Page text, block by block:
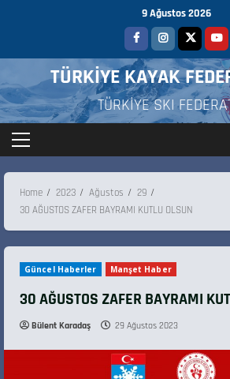
9 Ağustos 2026
TÜRKİYE KAYAK
TÜRKİYE SKI
Home 2023 Ağustos
29
30 AĞUSTOS ZAFER BAYRAMI KUTLU OLSUN
Güncel Haberler Manşet Haber
30 AĞUSTOS ZAFER BAYRAMI
Bülent Karadaş 29 Ağustos 2023